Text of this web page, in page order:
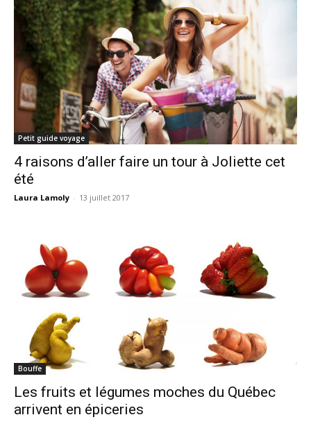
Petit guide voyage
4 raisons d’aller faire un tour à Joliette cet
été
Laura Lamoly - 13 juillet 2017
Bouffe
Les fruits et légumes moches du Québec
arrivent en épiceries